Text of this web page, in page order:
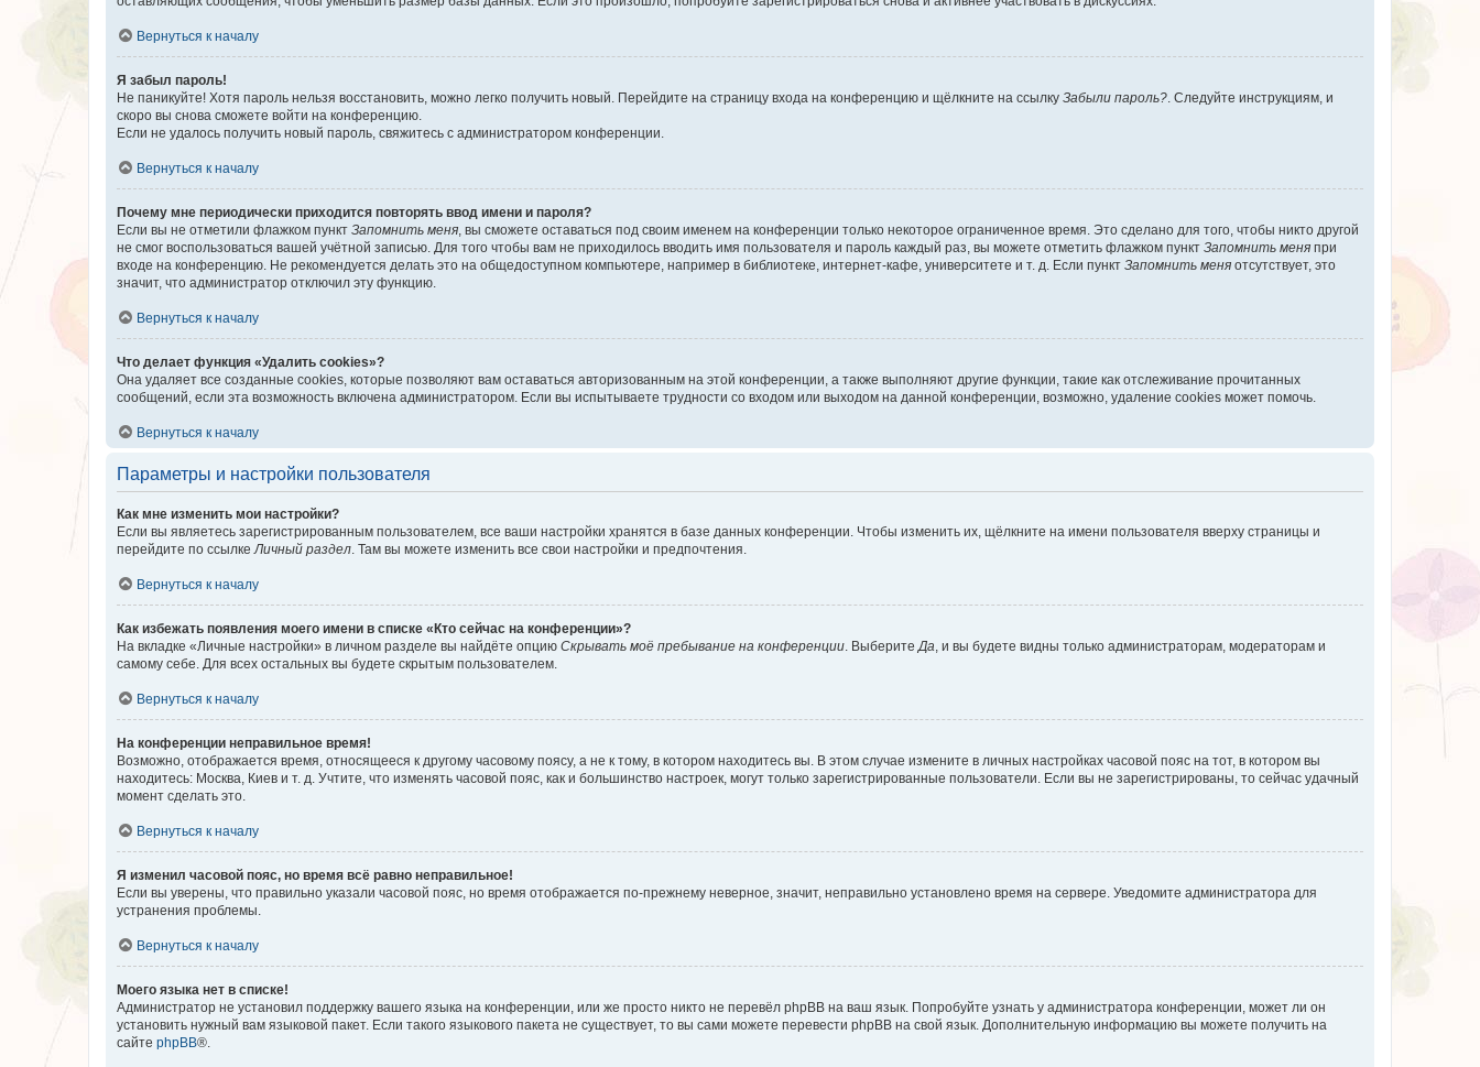
Вернуться к началу
Я забыл пароль!
Не паникуйте! Хотя пароль нельзя восстановить, можно легко получить новый. Перейдите на страницу входа на конференцию и щёлкните на ссылку Забыли пароль?. Следуйте инструкциям, и
скоро вы снова сможете войти на конференцию.
Если не удалось получить новый пароль, свяжитесь с администратором конференции.
Вернуться к началу
Почему мне периодически приходится повторять ввод имени и пароля?
Если вы не отметили флажком пункт Запомнить меня, вы сможете оставаться под своим именем на конференции только некоторое ограниченное время. Это сделано для того, чтобы никто другой
не смог воспользоваться вашей учётной записью. Для того чтобы вам не приходилось вводить имя пользователя и пароль каждый раз, вы можете отметить флажком пункт Запомнить меня при
входе на конференцию. Не рекомендуется делать это на общедоступном компьютере, например в библиотеке, интернет-кафе, университете и т. д. Если пункт Запомнить меня отсутствует, это
значит, что администратор отключил эту функцию.
Вернуться к началу
Что делает функция «Удалить cookies»?
Она удаляет все созданные cookies, которые позволяют вам оставаться авторизованным на этой конференции, а также выполняют другие функции, такие как отслеживание прочитанных
сообщений, если эта возможность включена администратором. Если вы испытываете трудности со входом или выходом на данной конференции, возможно, удаление cookies может помочь.
Вернуться к началу
Параметры и настройки пользователя
Как мне изменить мои настройки?
Если вы являетесь зарегистрированным пользователем, все ваши настройки хранятся в базе данных конференции. Чтобы изменить их, щёлкните на имени пользователя вверху страницы и
перейдите по ссылкеЛичный раздел. Там вы можете изменить все свои настройки и предпочтения.
Вернуться к началу
Как избежать появления моего имени в списке «Кто сейчас на конференции»?
На вкладке «Личные настройки» в личном разделе вы найдёте опцию Скрывать моё пребывание на конференции. ВыберитеДа, и вы будете видны только администраторам, модераторам и
самому себе. Для всех остальных вы будете скрытым пользователем.
Вернуться к началу
На конференции неправильное время!
Возможно, отображается время, относящееся к другому часовому поясу, а не к тому, в котором находитесь вы. В этом случае измените в личных настройках часовой пояс на тот, в котором вы
находитесь: Москва, Киев и т. д. Учтите, что изменять часовой пояс, как и большинство настроек, могут только зарегистрированные пользователи. Если вы не зарегистрированы, то сейчас удачный
момент сделать это.
Вернуться к началу
Я изменил часовой пояс, но время всё равно неправильное!
Если вы уверены, что правильно указали часовой пояс, но время отображается по-прежнему неверное, значит, неправильно установлено время на сервере. Уведомите администратора для
устранения проблемы.
Вернуться к началу
Моего языка нет в списке!
Администратор не установил поддержку вашего языка на конференции, или же просто никто не перевёл phpBB на ваш язык. Попробуйте узнать у администратора конференции, может ли он
установить нужный вам языковой пакет. Если такого языкового пакета не существует, то вы сами можете перевести phpBB на свой язык. Дополнительную информацию вы можете получить на
сайте phpBB®.